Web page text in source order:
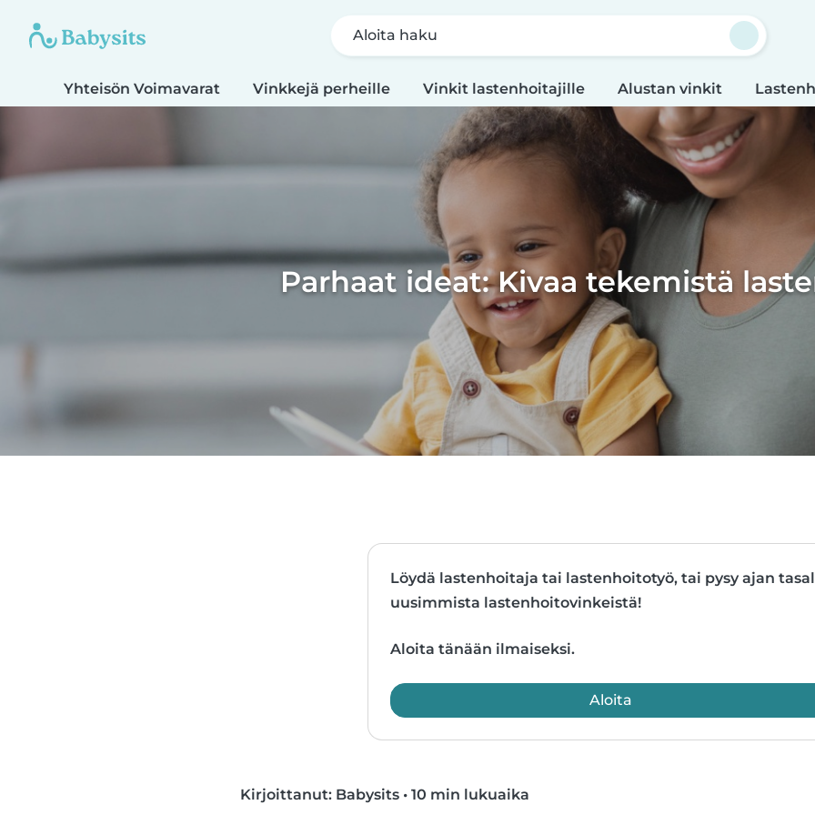
Aloita haku
Yhteisön Voimavarat Vinkkejä perheille Vinkit lastenhoitajille Alustan vinkit
Parhaat ideat: Kivaa tekemistä
Löydä lastenhoitaja tai lastenhoitotyö, tai pysy ajan
uusimmista lastenhoitovinkeistä!
Aloita tänään ilmaiseksi.
Aloita
Kirjoittanut: Babysits • 10 min lukuaika